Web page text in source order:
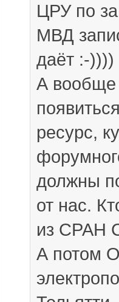
ЦРУ по
МВД
даёт :-))))
А
ресурс,
должны
от нас.
из СРАН
А потом